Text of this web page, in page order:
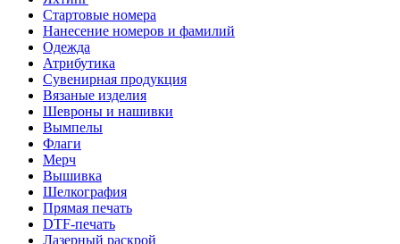
Стартовые номера
Нанесение номеров и фамилий
Одежда
Атрибутика
Сувенирная продукция
Вязаные изделия
Шевроны и нашивки
Вымпелы
Флаги
Мерч
Вышивка
Шелкография
Прямая печать
DTF-печать
Лазерный раскрой